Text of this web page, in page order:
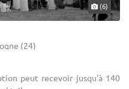
(6)
(24)
peut recevoir jusqu'à 140